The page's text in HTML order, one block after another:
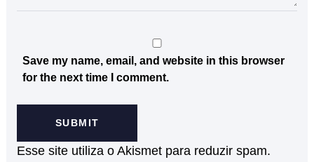
Save my name, email, and website in this browser
for the next time I comment.
Esse site utiliza o Akismet para reduzir spam.